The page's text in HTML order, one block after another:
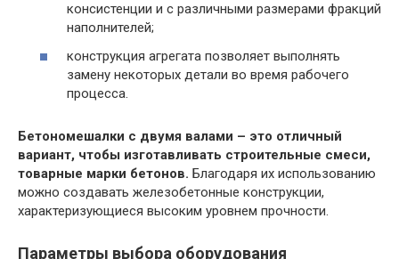
консистенции и с различными размерами фракций
наполнителей;
конструкция агрегата позволяет выполнять
замену некоторых детали во время рабочего
процесса.
Бетономешалки с двумя валами – это отличный
вариант, чтобы изготавливать строительные смеси,
товарные марки бетонов. Благодаря их использованию
можно создавать железобетонные конструкции,
характеризующиеся высоким уровнем прочности.
Параметры выбора оборудования